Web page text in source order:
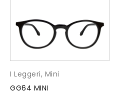
I Leggeri, Mini
GG64 MINI